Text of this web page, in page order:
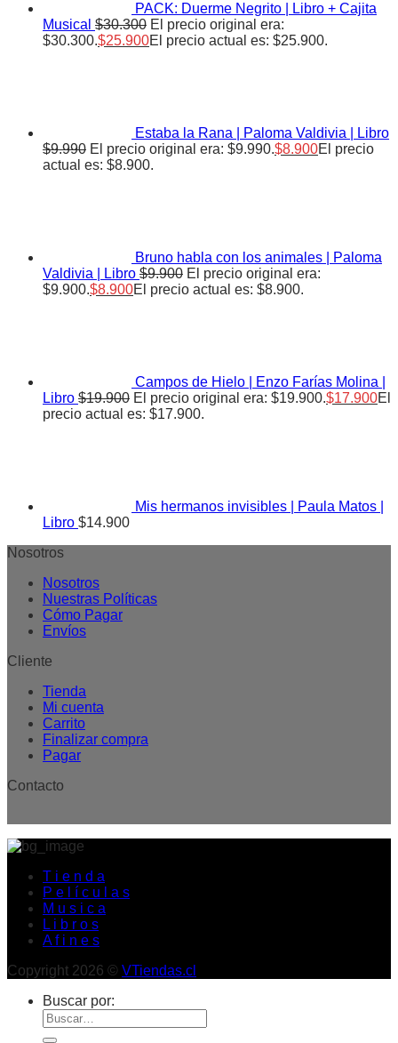
PACK: Duerme Negrito | Libro + Cajita
Musical $30.300 El precio original era:
$30.300.$25.900El precio actual es: $25.900.
Estaba la Rana | Paloma Valdivia | Libro
$9.990 El precio original era: $9.990.$8.900El precio
actual es: $8.900.
Bruno habla con los animales | Paloma
Valdivia | Libro $9.900 El precio original era:
$9.900.$8.900El precio actual es: $8.900.
Campos de Hielo | Enzo Farías Molina |
Libro $19.900 El precio original era: $19.900.$17.900El
precio actual es: $17.900.
Mis hermanos invisibles | Paula Matos |
Libro $14.900
Nosotros
Nosotros
Nuestras Políticas
Cómo Pagar
Envíos
Cliente
Tienda
Mi cuenta
Carrito
Finalizar compra
Pagar
Contacto
T i e n d a
P e l í c u l a s
M u s i c a
L i b r o s
A f i n e s
Copyright 2026 © VTiendas.cl
Buscar por: